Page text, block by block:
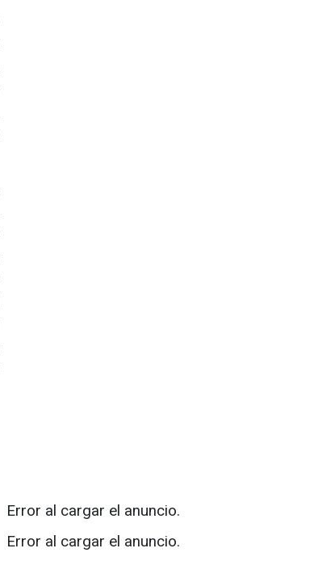
Error al cargar el anuncio.
Error al cargar el anuncio.